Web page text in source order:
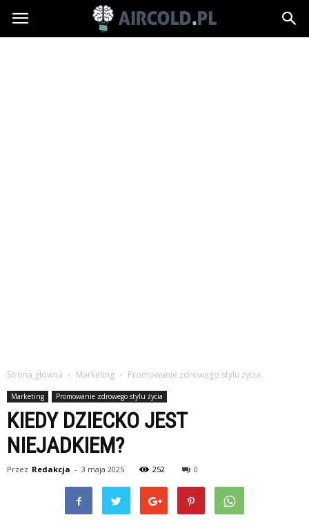
Aircold.pl
Strona główna Marketing Promowanie zdrowego stylu życia
Marketing Promowanie zdrowego stylu życia
KIEDY DZIECKO JEST
NIEJADKIEM?
Przez Redakcja - 3 maja 2025 252 0